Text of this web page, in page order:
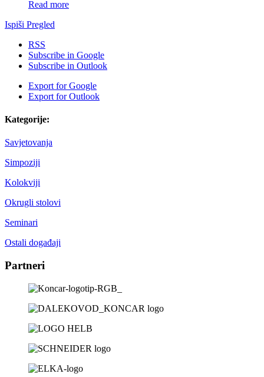
Read more
Ispiši Pregled
RSS
Subscribe in Google
Subscribe in Outlook
Export forGoogle
Export forOutlook
Kategorije:
Savjetovanja
Simpoziji
Kolokviji
Okrugli stolovi
Seminari
Ostali događaji
Partneri